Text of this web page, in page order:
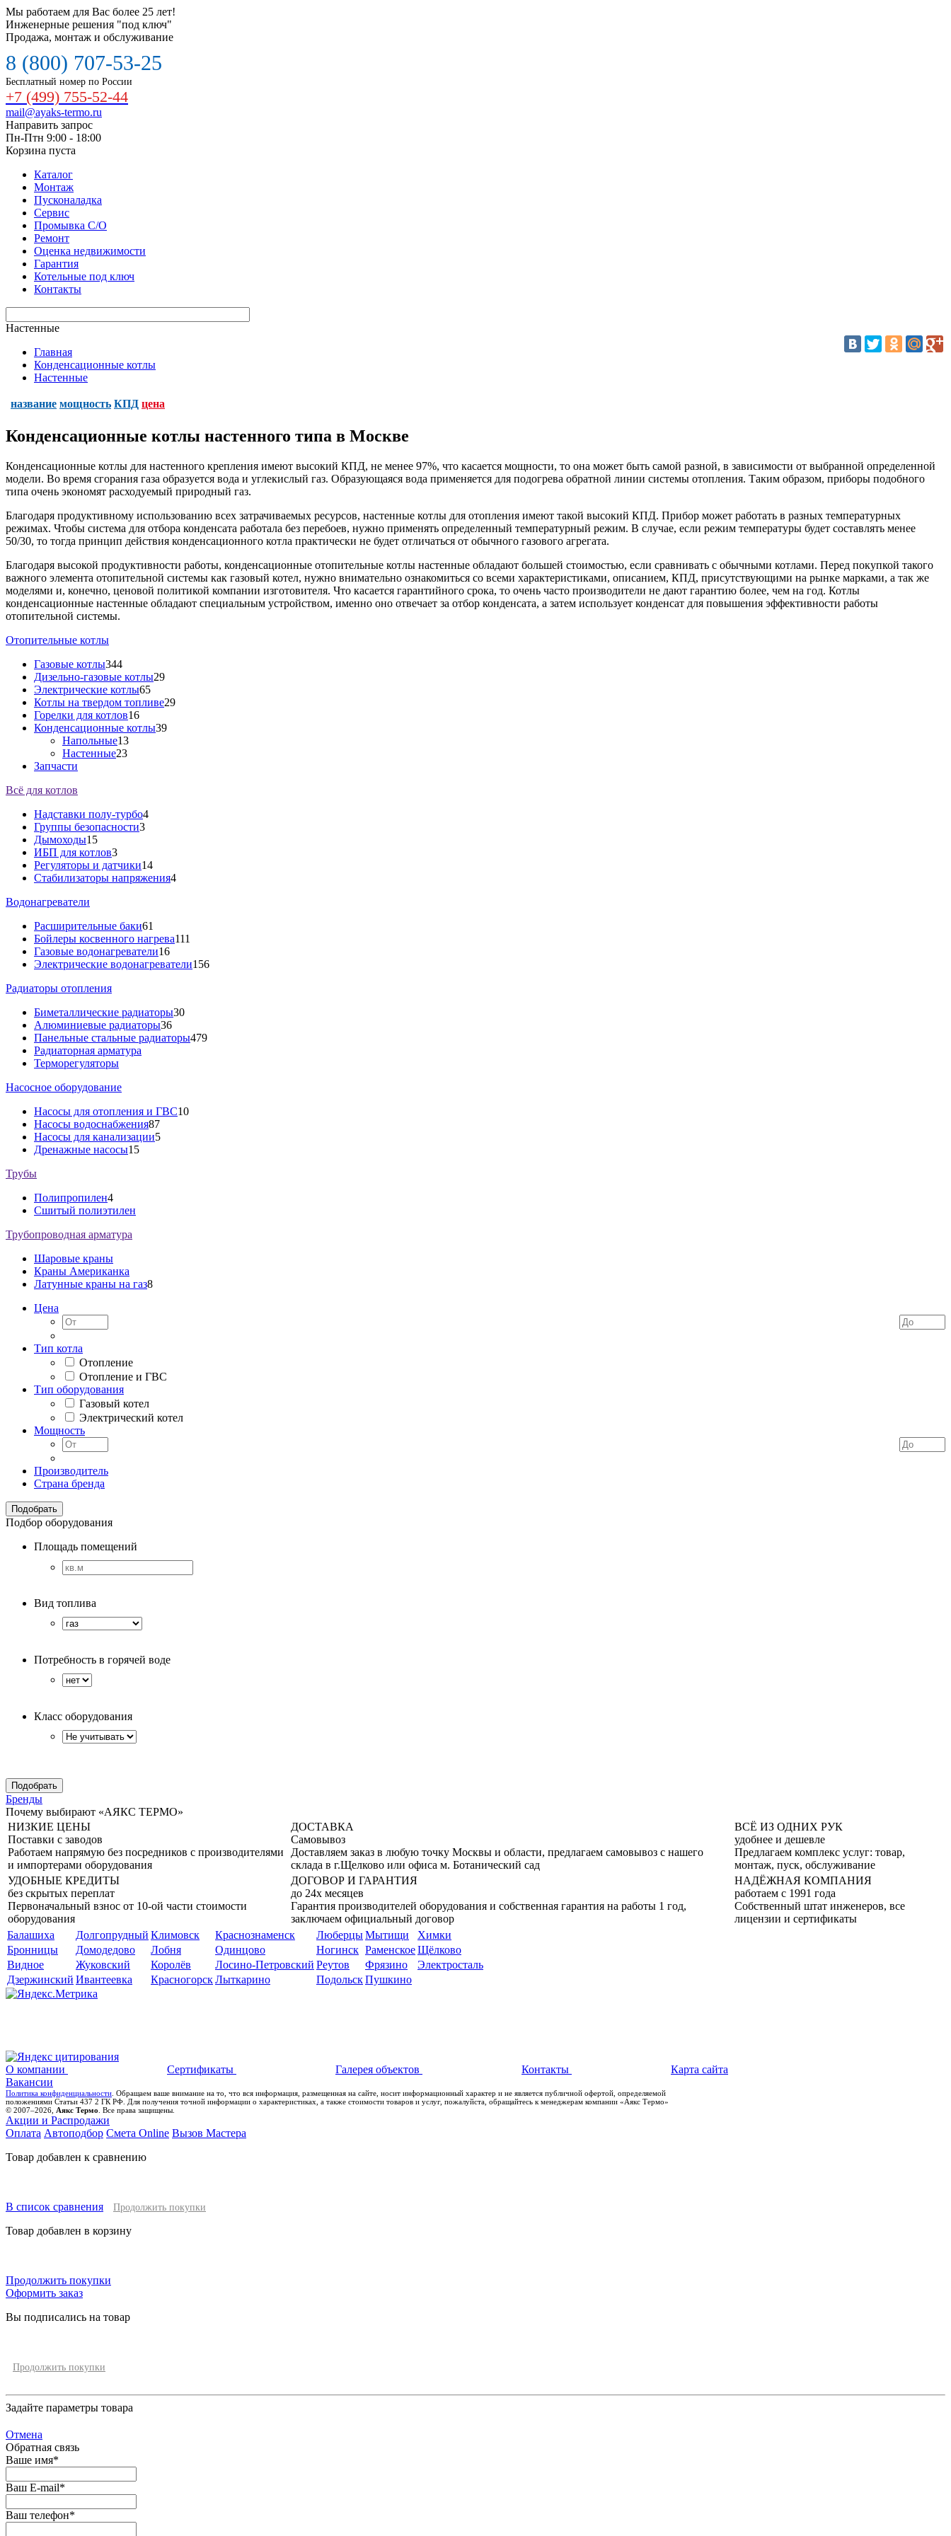
Мы работаем для Вас более 25 лет!
Инженерные решения "под ключ"
Продажа, монтаж и обслуживание
8 (800) 707-53-25
Бесплатный номер по России
+7 (499) 755-52-44
mail@ayaks-termo.ru
Направить запрос
Пн-Птн 9:00 - 18:00
Корзина пуста
Каталог
Монтаж
Пусконаладка
Сервис
Промывка С/О
Ремонт
Оценка недвижимости
Гарантия
Котельные под ключ
Контакты
Настенные
Главная
Конденсационные котлы
Настенные
название мощность КПД цена
Конденсационные котлы настенного типа в Москве
Конденсационные котлы для настенного крепления имеют высокий КПД, не менее 97%, что касается мощности, то она может быть самой разной, в зависимости от выбранной определенной
модели. Во время сгорания газа образуется вода и углекислый газ. Образующаяся вода применяется для подогрева обратной линии системы отопления. Таким образом, приборы подобного
типа очень экономят расходуемый природный газ.
Благодаря продуктивному использованию всех затрачиваемых ресурсов, настенные котлы для отопления имеют такой высокий КПД. Прибор может работать в разных температурных
режимах. Чтобы система для отбора конденсата работала без перебоев, нужно применять определенный температурный режим. В случае, если режим температуры будет составлять менее
50/30, то тогда принцип действия конденсационного котла практически не будет отличаться от обычного газового агрегата.
Благодаря высокой продуктивности работы, конденсационные отопительные котлы настенные обладают большей стоимостью, если сравнивать с обычными котлами. Перед покупкой такого
важного элемента отопительной системы как газовый котел, нужно внимательно ознакомиться со всеми характеристиками, описанием, КПД, присутствующими на рынке марками, а так же
моделями и, конечно, ценовой политикой компании изготовителя. Что касается гарантийного срока, то очень часто производители не дают гарантию более, чем на год. Котлы
конденсационные настенные обладают специальным устройством, именно оно отвечает за отбор конденсата, а затем использует конденсат для повышения эффективности работы
отопительной системы.
Отопительные котлы
Газовые котлы344
Дизельно-газовые котлы29
Электрические котлы65
Котлы на твердом топливе29
Горелки для котлов16
Конденсационные котлы39
Напольные13
Настенные23
Запчасти
Всё для котлов
Надставки полу-турбо4
Группы безопасности3
Дымоходы15
ИБП для котлов3
Регуляторы и датчики14
Стабилизаторы напряжения4
Водонагреватели
Расширительные баки61
Бойлеры косвенного нагрева111
Газовые водонагреватели16
Электрические водонагреватели156
Радиаторы отопления
Биметаллические радиаторы30
Алюминиевые радиаторы36
Панельные стальные радиаторы479
Радиаторная арматура
Терморегуляторы
Насосное оборудование
Насосы для отопления и ГВС10
Насосы водоснабжения87
Насосы для канализации5
Дренажные насосы15
Трубы
Полипропилен4
Сшитый полиэтилен
Трубопроводная арматура
Шаровые краны
Краны Американка
Латунные краны на газ8
Цена
Тип котла
Отопление
Отопление и ГВС
Тип оборудования
Газовый котел
Электрический котел
Мощность
Производитель
Страна бренда
Подбор оборудования
Площадь помещений
Вид топлива
Потребность в горячей воде
Класс оборудования
Бренды
Почему выбирают «АЯКС ТЕРМО»
НИЗКИЕ ЦЕНЫ
Поставки с заводов
Работаем напрямую без посредников с производителями
и импортерами оборудования
ДОСТАВКА
Самовывоз
Доставляем заказ в любую точку Москвы и области, предлагаем самовывоз с нашего
склада в г.Щелково или офиса м. Ботанический сад
ВСЁ ИЗ ОДНИХ РУК
удобнее и дешевле
Предлагаем комплекс услуг: товар,
монтаж, пуск, обслуживание
УДОБНЫЕ КРЕДИТЫ
без скрытых переплат
Первоначальный взнос от 10-ой части стоимости
оборудования
ДОГОВОР И ГАРАНТИЯ
до 24х месяцев
Гарантия производителей оборудования и собственная гарантия на работы 1 год,
заключаем официальный договор
НАДЁЖНАЯ КОМПАНИЯ
работаем с 1991 года
Собственный штат инженеров, все
лицензии и сертификаты
Балашиха
Долгопрудный Климовск Краснознаменск ЛюберцыМытищи
Химки
Бронницы
Домодедово Лобня Одинцово Ногинск РаменскоеЩёлково
Видное
Жуковский Королёв Лосино-Петровский Реутов Фрязино
Электросталь
Дзержинский Ивантеевка КрасногорскЛыткарино ПодольскПушкино
О компании Сертификаты Галерея объектов Контакты
Карта сайта
Вакансии
Политика конфиденциальности . Обращаем ваше внимание на то, что вся информация, размещенная на сайте, носит информационный характер и не является публичной офертой, определяемой
положениями Статьи 437 2 ГК РФ. Для получения точной информации о характеристиках, а также стоимости товаров и услуг, пожалуйста, обращайтесь к менеджерам компании «Аякс Термо»
© 2007–2026, Аякс Термо . Все права защищены.
Акции и Распродажи
Оплата Автоподбор Смета Online Вызов Мастера
Товар добавлен к сравнению
В список сравнения Продолжить покупки
Товар добавлен в корзину
Продолжить покупки
Оформить заказ
Вы подписались на товар
Продолжить покупки
Задайте параметры товара
Отмена
Обратная связь
Ваше имя*
Ваш E-mail*
Ваш телефон*